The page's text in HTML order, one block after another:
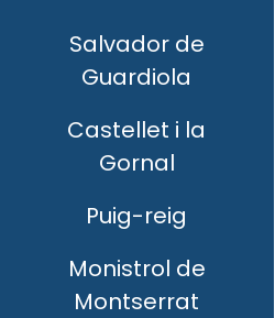
Salvador de
Guardiola
Castellet i la
Gornal
Puig-reig
Monistrol de
Montserrat